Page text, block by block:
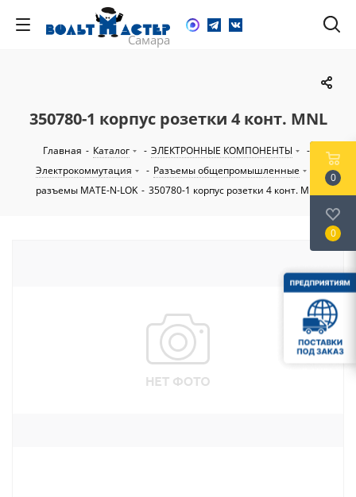
350780-1 корпус розетки 4 конт. MNL
Главная - Каталог - ЭЛЕКТРОННЫЕ КОМПОНЕНТЫ
-
Электрокоммутация
- Разъемы общепромышленные
разъемы MATE-N-LOK - 350780-1 корпус розетки 4 конт. MNL
0
0